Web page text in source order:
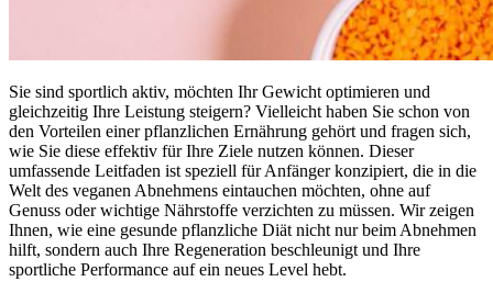
Sie sind sportlich aktiv, möchten Ihr Gewicht optimieren und
gleichzeitig Ihre Leistung steigern? Vielleicht haben Sie schon von
den Vorteilen einer pflanzlichen Ernährung gehört und fragen sich,
wie Sie diese effektiv für Ihre Ziele nutzen können. Dieser
umfassende Leitfaden ist speziell für Anfänger konzipiert, die in die
Welt des veganen Abnehmens eintauchen möchten, ohne auf
Genuss oder wichtige Nährstoffe verzichten zu müssen. Wir zeigen
Ihnen, wie eine gesunde pflanzliche Diät nicht nur beim Abnehmen
hilft, sondern auch Ihre Regeneration beschleunigt und Ihre
sportliche Performance auf ein neues Level hebt.